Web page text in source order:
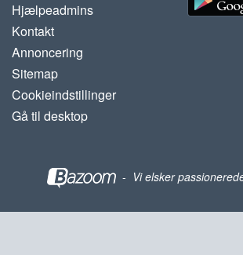
Hjælpeadmins
Kontakt
Annoncering
Sitemap
Cookieindstillinger
Gå til desktop
- Vi elsker